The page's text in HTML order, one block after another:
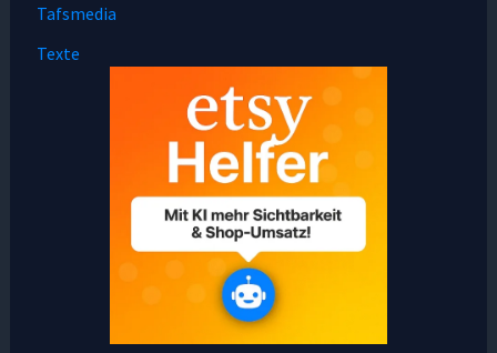
Tafsmedia
Texte